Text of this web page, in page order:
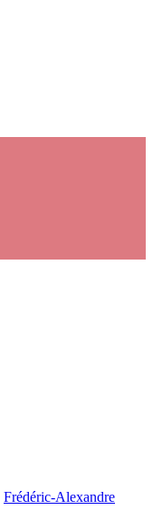
Frédéric-Alexandre